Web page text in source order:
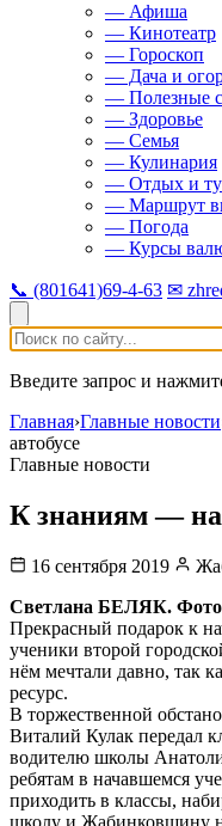
— Афиша
— Кинотеатр
— Гороскоп
— Дача и
— Полезные
— Здоровье
— Семья
— Кулинария
— Отдых и
— Маршрут
— Погода
— Курсы
📞 (801641)69-4-63 ✉
Введите запрос и
Главная›Главные новости
автобусе
Главные новости
К знаниям — на
16 сентября 2019
Светлана БЕЛЯК. Фото
Прекрасный подарок к
ученики второй
нём мечтали давно, так
ресурс.
В торжественной
Виталий Кулак передал
водителю школы
ребятам в начавшемся
приходить в классы,
школу и Жабинковщину